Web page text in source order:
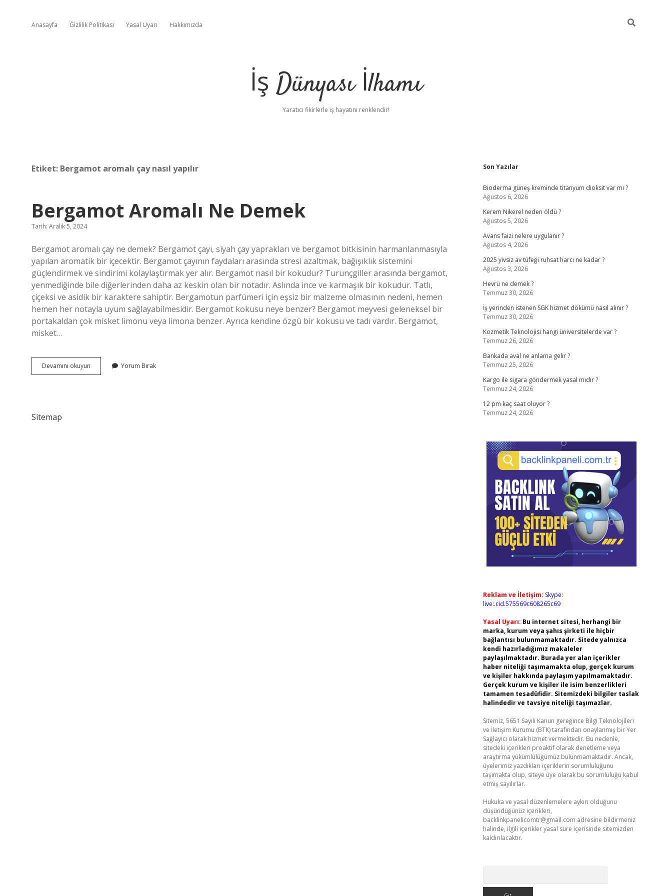
Anasayfa Gizlilik Politikası Yasal Uyarı Hakkımızda
İş Dünyası İlhamı
Yaratıcı fikirlerle iş hayatını renklendir!
Etiket: Bergamot aromalı çay nasıl yapılır
Bergamot Aromalı Ne Demek
Tarih: Aralık 5, 2024
Bergamot aromalı çay ne demek? Bergamot çayı, siyah çay yaprakları ve bergamot bitkisinin harmanlanmasıyla
yapılan aromatik bir içecektir. Bergamot çayının faydaları arasında stresi azaltmak, bağışıklık sistemini
güçlendirmek ve sindirimi kolaylaştırmak yer alır. Bergamot nasıl bir kokudur? Turunçgiller arasında bergamot,
yenmediğinde bile diğerlerinden daha az keskin olan bir notadır. Aslında ince ve karmaşık bir kokudur. Tatlı,
çiçeksi ve asidik bir karaktere sahiptir. Bergamotun parfümeri için eşsiz bir malzeme olmasının nedeni, hemen
hemen her notayla uyum sağlayabilmesidir. Bergamot kokusu neye benzer? Bergamot meyvesi geleneksel bir
portakaldan çok misket limonu veya limona benzer. Ayrıca kendine özgü bir kokusu ve tadı vardır. Bergamot,
misket…
Devamını okuyun Bergamot
Aromalı
Yorum Bırak
Sitemap
Sidebar
Son Yazılar
Bioderma güneş kreminde titanyum dioksit var mı ?
Ağustos 6, 2026
Kerem Nikerel neden öldü ?
Ağustos 5, 2026
Avans faizi nelere uygulanır ?
Ağustos 4, 2026
2025 yivsiz av tüfeği ruhsat harcı ne kadar ?
Ağustos 3, 2026
Hevrü ne demek ?
Temmuz 30, 2026
İş yerinden istenen SGK hizmet dökümü nasıl alınır ?
Temmuz 30, 2026
Kozmetik Teknolojisi hangi üniversitelerde var ?
Temmuz 26, 2026
Bankada aval ne anlama gelir ?
Temmuz 25, 2026
Kargo ile sigara göndermek yasal mıdır ?
Temmuz 24, 2026
12 pm kaç saat oluyor ?
Temmuz 24, 2026
Reklam ve İletişim: Skype:
live:.cid.575569c608265c69
Yasal Uyarı: Bu internet sitesi, herhangi bir
marka, kurum veya şahıs şirketi ile hiçbir
bağlantısı bulunmamaktadır. Sitede yalnızca
kendi hazırladığımız makaleler
paylaşılmaktadır. Burada yer alan içerikler
haber niteliği taşımamakta olup, gerçek kurum
ve kişiler hakkında paylaşım yapılmamaktadır.
Gerçek kurum ve kişiler ile isim benzerlikleri
tamamen tesadüfidir. Sitemizdeki bilgiler taslak
halindedir ve tavsiye niteliği taşımazlar.
Sitemiz, 5651 Sayılı Kanun gereğince Bilgi Teknolojileri
ve İletişim Kurumu (BTK) tarafından onaylanmış bir Yer
Sağlayıcı olarak hizmet vermektedir. Bu nedenle,
sitedeki içerikleri proaktif olarak denetleme veya
araştırma yükümlülüğümüz bulunmamaktadır. Ancak,
üyelerimiz yazdıkları içeriklerin sorumluluğunu
taşımakta olup, siteye üye olarak bu sorumluluğu kabul
etmiş sayılırlar.
Hukuka ve yasal düzenlemelere aykırı olduğunu
düşündüğünüz içerikleri,
backlinkpanelicomtr@gmail.com adresine bildirmeniz
halinde, ilgili içerikler yasal süre içerisinde sitemizden
kaldırılacaktır.